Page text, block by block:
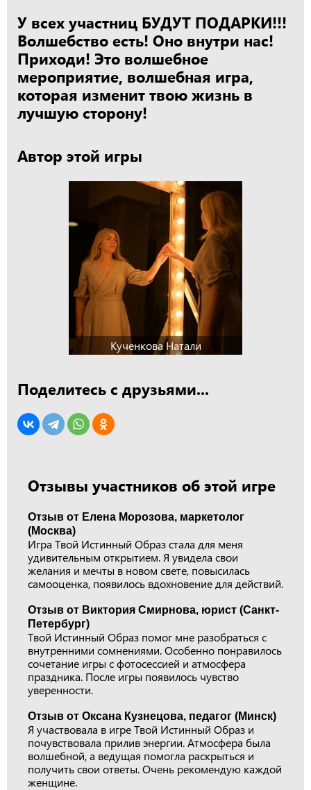
У всех участниц БУДУТ ПОДАРКИ!!!
Волшебство есть! Оно внутри нас!
Приходи! Это волшебное
мероприятие, волшебная игра,
которая изменит твою жизнь в
лучшую сторону!
Автор этой игры
Кученкова Натали
Поделитесь с друзьями...
Отзывы участников об этой игре
Отзыв от Елена Морозова, маркетолог
(Москва)
Игра Твой Истинный Образ стала для меня
удивительным открытием. Я увидела свои
желания и мечты в новом свете, повысилась
самооценка, появилось вдохновение для действий.
Отзыв от Виктория Смирнова, юрист (Санкт-
Петербург)
Твой Истинный Образ помог мне разобраться с
внутренними сомнениями. Особенно понравилось
сочетание игры с фотосессией и атмосфера
праздника. После игры появилось чувство
уверенности.
Отзыв от Оксана Кузнецова, педагог (Минск)
Я участвовала в игре Твой Истинный Образ и
почувствовала прилив энергии. Атмосфера была
волшебной, а ведущая помогла раскрыться и
получить свои ответы. Очень рекомендую каждой
женщине.